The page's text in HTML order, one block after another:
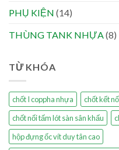
PHỤ KIỆN (14)
THÙNG TANK NHỰA (8)
TỪ KHÓA
chốt I coppha nhựa
chốt kết
chốt nối tấm lót sàn sân khấu
hộp đựng ốc vít duy tân cao